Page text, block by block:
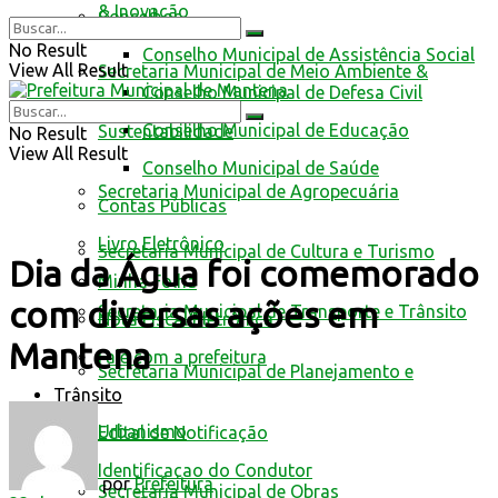
Conselhos
Conselho Municipal de Assistência Social
Conselho Municipal de Defesa Civil
Conselho Municipal de Educação
Conselho Municipal de Saúde
Contas Públicas
Livro Eletrônico
Minha Folha
Nota Fiscal Eletrônica
Fale com a prefeitura
Trânsito
Edital de Notificação
Identificacao do Condutor
& Inovação
Secretaria Municipal de Meio Ambiente &
Sustentabilidade
Secretaria Municipal de Agropecuária
Secretaria Municipal de Cultura e Turismo
Secretaria Municipal de Transporte e Trânsito
Secretaria Municipal de Planejamento e
Urbanismo
Secretaria Municipal de Obras
No Result
View All Result
No Result
View All Result
Dia da Água foi comemorado
com diversas ações em
Mantena
por Prefeitura